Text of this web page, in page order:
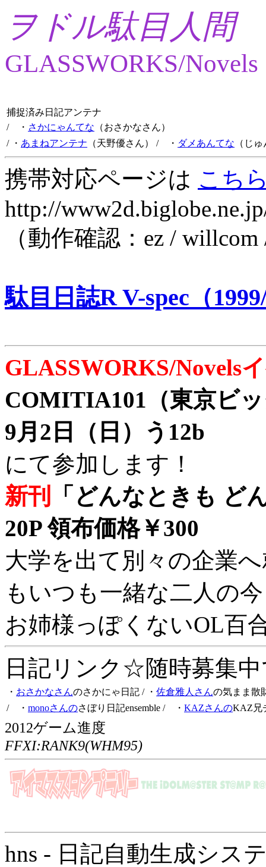
ヲドル駄目人間
GLASSWORKS/Novels
捕捉済み日記アンテナ
/ ・ さかにゃんてな （おさかなさん）
/ ・ あまねアンテナ （天野優さん） / ・ ダメあんてな （じ
携帯対応ページは こち
http://
（動作確認：ez /
駄目日誌R V-spec（
GLASSWORKS/Novels
COMITIA101（東京ビ
9月2日（日）う12b
にて参加します！
新刊
「どんなときも ど
20P 領布価格￥300
大学を出て別々の企業
もいつも一緒な二人の
お姉様っぽくないOL百
日記リンク☆随時募集
・ おさかなさんのさかにゃ日記 / ・ 佐倉雅人さんの気まま散
/ ・ monoさんのさぼり日記ensemble / ・ KAZさんのKAZ兄
2012ゲーム進度
FFXI:RANK9(WHM95)
hns - 日記自動生成シス